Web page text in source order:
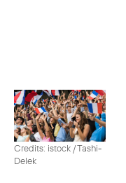
Credits: istock / Tashi-
Delek